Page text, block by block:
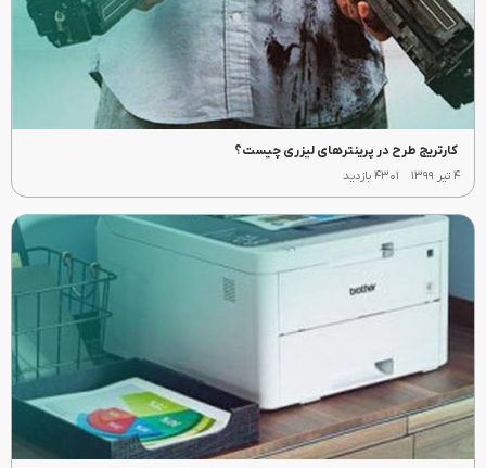
کارتریج طرح در پرینترهای لیزری چیست؟
۴ تیر ۱۳۹۹ ۴۳۰۱ بازدید